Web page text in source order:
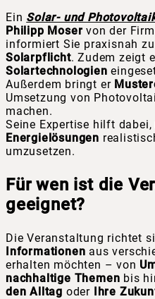
Ein Solar- und
Philipp Moser von der
informiert Sie praxisnah
Solarpflicht. Zudem zeigt
Solartechnologien
Außerdem bringt er
Umsetzung von
machen.
Seine Expertise hilft dabei,
Energielösungen
umzusetzen.
Für wen ist die
geeignet?
Die Veranstaltung richtet
Informationen aus
erhalten möchten – von
nachhaltige Themen bis
den Alltag oder Ihre